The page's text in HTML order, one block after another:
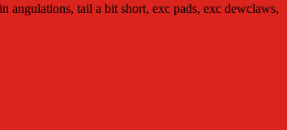
angulations, tail a bit short, exc pads, exc dewclaws,